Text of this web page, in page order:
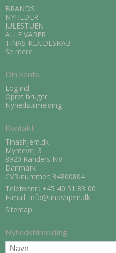
BRANDS
NYHEDER
JULESTUEN
ALLE VARER
TINAS KLÆDESKAB
Se mere
Din konto
Log ind
Opret bruger
Nyhedstilmelding
Kontakt
Tinashjem.dk
Myntevej 3
8920 Randers NV
Danmark
CVR-nummer: 34800804
Telefonnr.: +45 40 51 83 00
E-mail: info@tinashjem.dk
Sitemap
Nyhedstilmelding